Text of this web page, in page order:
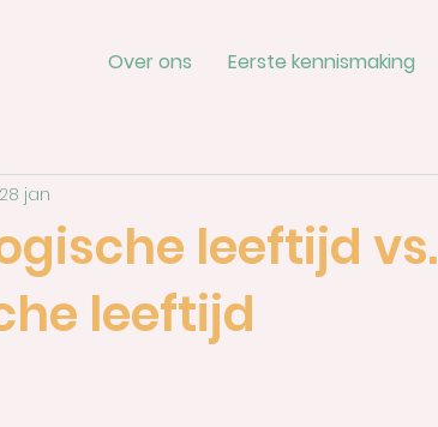
Over ons Eerste kennismaking
leeftijd vs.
leeftijd
28 jan